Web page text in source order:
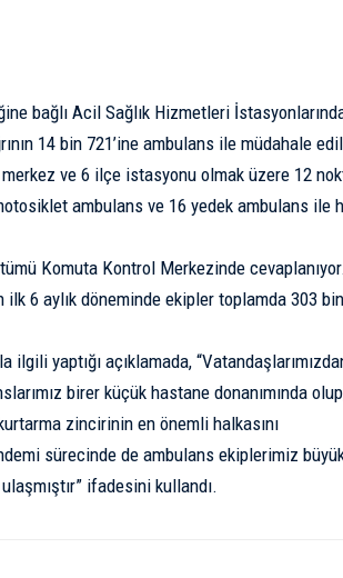
bağlı Acil Sağlık Hizmetleri
14 bin 721’ine ambulans ile müdahale
ve 6 ilçe istasyonu olmak üzere 12
ambulans ve 16 yedek ambulans ile
Komuta Kontrol Merkezinde
6 aylık döneminde ekipler toplamda 303
ilgili yaptığı açıklamada,
birer küçük hastane donanımında
zincirinin en önemli halkasını
sürecinde de ambulans ekiplerimiz
ifadesini kullandı.